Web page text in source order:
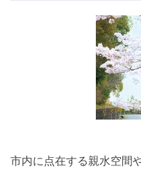
市内に点在する親水空間